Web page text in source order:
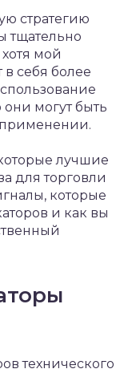
стратегию
тщательно
мой
себя более
могут быть
лучшие
для торговли
которые
и как вы
технического